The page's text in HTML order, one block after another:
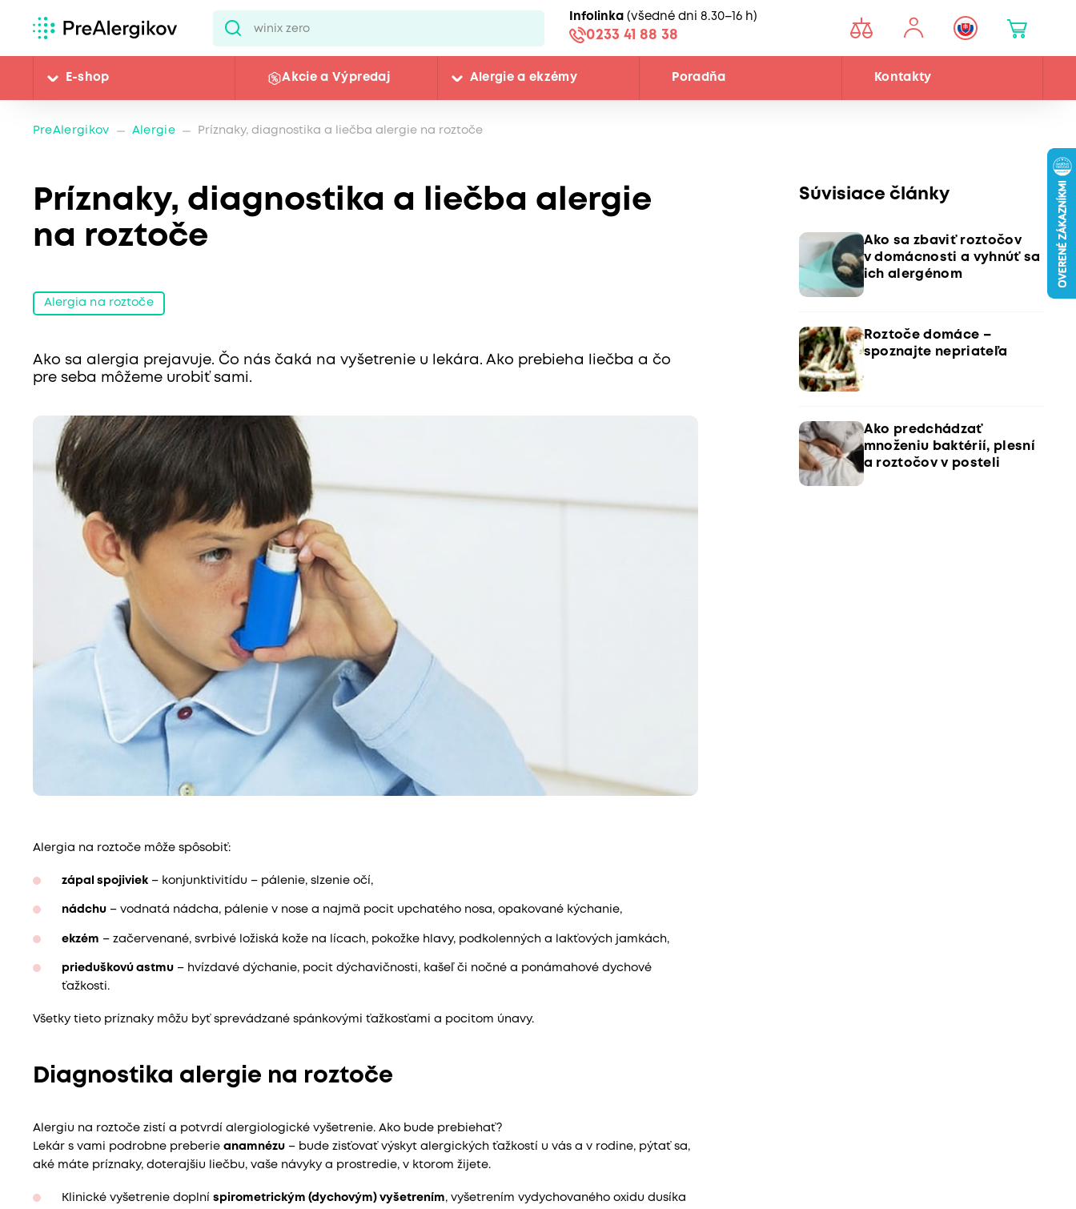
Infolinka (všedné dni 8.30–16 h)
0233 41 88 38
E-shop Akcie a Výpredaj Alergie a ekzémy Poradňa Kontakty
PreAlergikov Alergie Príznaky, diagnostika a liečba alergie na roztoče
Príznaky, diagnostika a liečba alergie
na roztoče
Alergia na roztoče
Ako sa alergia prejavuje. Čo nás čaká na vyšetrenie u lekára. Ako prebieha liečba a čo
pre seba môžeme urobiť sami.
Alergia na roztoče môže spôsobiť:
zápal spojiviek– konjunktivitídu – pálenie, slzenie očí,
nádchu– vodnatá nádcha, pálenie v nose a najmä pocit upchatého nosa, opakované kýchanie,
ekzém – začervenané, svrbivé ložiská kože na lícach, pokožke hlavy, podkolenných a lakťových jamkách,
prieduškovú astmu– hvízdavé dýchanie, pocit dýchavičnosti, kašeľ či nočné a ponámahové dychové
ťažkosti.
Všetky tieto príznaky môžu byť sprevádzané spánkovými ťažkosťami a pocitom únavy.
Diagnostika alergie na roztoče
Alergiu na roztoče zistí a potvrdí alergiologické vyšetrenie. Ako bude prebiehať?
Lekár s vami podrobne preberie anamnézu– bude zisťovať výskyt alergických ťažkostí u vás a v rodine, pýtať sa,
aké máte príznaky, doterajšiu liečbu, vaše návyky a prostredie, v ktorom žijete.
Klinické vyšetrenie doplní spirometrickým (dychovým) vyšetrením, vyšetrením vydychovaného oxidu dusíka
Súvisiace články
Ako sa zbaviť roztočov
v domácnosti a vyhnúť sa
ich alergénom
Roztoče domáce –
spoznajte nepriateľa
Ako predchádzať
množeniu baktérií, plesní
a roztočov v posteli